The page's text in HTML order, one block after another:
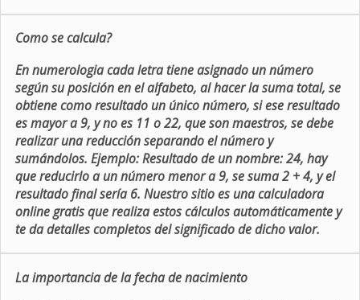
Como se calcula?
En numerologia cada letra tiene asignado un número
según su posición en el alfabeto, al hacer la suma total, se
obtiene como resultado un único número, si ese resultado
es mayor a 9, y no es 11 o 22, que son maestros, se debe
realizar una reducción separando el número y
sumándolos. Ejemplo: Resultado de un nombre: 24, hay
que reducirlo a un número menor a 9, se suma 2 + 4, y el
resultado final sería 6. Nuestro sitio es una calculadora
online gratis que realiza estos cálculos automáticamente y
te da detalles completos del significado de dicho valor.
La importancia de la fecha de nacimiento